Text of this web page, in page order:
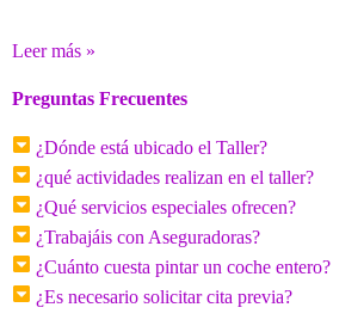
Leer más »
Preguntas Frecuentes
¿Dónde está ubicado el Taller?
¿qué actividades realizan en el taller?
¿Qué servicios especiales ofrecen?
¿Trabajáis con Aseguradoras?
¿Cuánto cuesta pintar un coche entero?
¿Es necesario solicitar cita previa?